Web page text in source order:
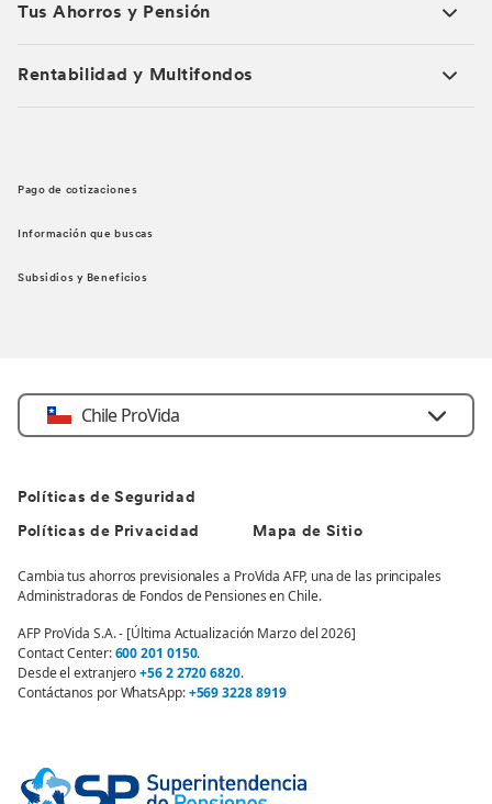
Tus Ahorros y Pensión
Rentabilidad y Multifondos
Pago de cotizaciones
Información que buscas
Subsidios y Beneficios
Chile ProVida
Políticas de Seguridad
Políticas de Privacidad Mapa de Sitio
Cambia tus ahorros previsionales a ProVida AFP, una de las principales
Administradoras de Fondos de Pensiones en Chile.
AFP ProVida S.A. - [Última Actualización Marzo del 2026]
Contact Center:600 201 0150.
Desde el extranjero+56 2 2720 6820.
Contáctanos por WhatsApp:+569 3228 8919